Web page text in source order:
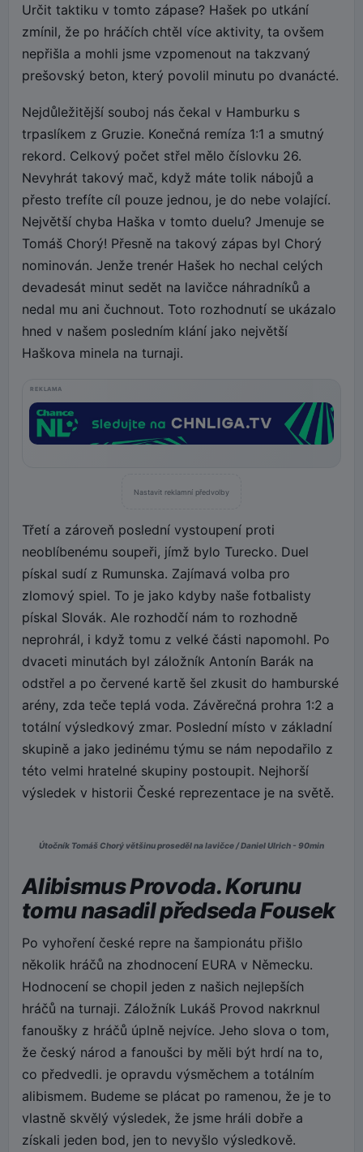
Určit taktiku v tomto zápase? Hašek po utkání
zmínil, že po hráčích chtěl více aktivity, ta ovšem
nepřišla a mohli jsme vzpomenout na takzvaný
prešovský beton, který povolil minutu po dvanácté.
Nejdůležitější souboj nás čekal v Hamburku s
trpaslíkem z Gruzie. Konečná remíza 1:1 a smutný
rekord. Celkový počet střel mělo číslovku 26.
Nevyhrát takový mač, když máte tolik nábojů a
přesto trefíte cíl pouze jednou, je do nebe volající.
Největší chyba Haška v tomto duelu? Jmenuje se
Tomáš Chorý! Přesně na takový zápas byl Chorý
nominován. Jenže trenér Hašek ho nechal celých
devadesát minut sedět na lavičce náhradníků a
nedal mu ani čuchnout. Toto rozhodnutí se ukázalo
hned v našem posledním klání jako největší
Haškova minela na turnaji.
REKLAMA
Nastavit reklamní předvolby
Třetí a zároveň poslední vystoupení proti
neoblíbenému soupeři, jímž bylo Turecko. Duel
pískal sudí z Rumunska. Zajímavá volba pro
zlomový spiel. To je jako kdyby naše fotbalisty
pískal Slovák. Ale rozhodčí nám to rozhodně
neprohrál, i když tomu z velké části napomohl. Po
dvaceti minutách byl záložník Antonín Barák na
odstřel a po červené kartě šel zkusit do hamburské
arény, zda teče teplá voda. Závěrečná prohra 1:2 a
totální výsledkový zmar. Poslední místo v základní
skupině a jako jedinému týmu se nám nepodařilo z
této velmi hratelné skupiny postoupit. Nejhorší
výsledek v historii České reprezentace je na světě.
Útočník Tomáš Chorý většinu proseděl na lavičce / Daniel Ulrich - 90min
Alibismus Provoda. Korunu
tomu nasadil předseda Fousek
Po vyhoření české repre na šampionátu přišlo
několik hráčů na zhodnocení EURA v Německu.
Hodnocení se chopil jeden z našich nejlepších
hráčů na turnaji. Záložník Lukáš Provod nakrknul
fanoušky z hráčů úplně nejvíce. Jeho slova o tom,
že český národ a fanoušci by měli být hrdí na to,
co předvedli. je opravdu výsměchem a totálním
alibismem. Budeme se plácat po ramenou, že je to
vlastně skvělý výsledek, že jsme hráli dobře a
získali jeden bod, jen to nevyšlo výsledkově.